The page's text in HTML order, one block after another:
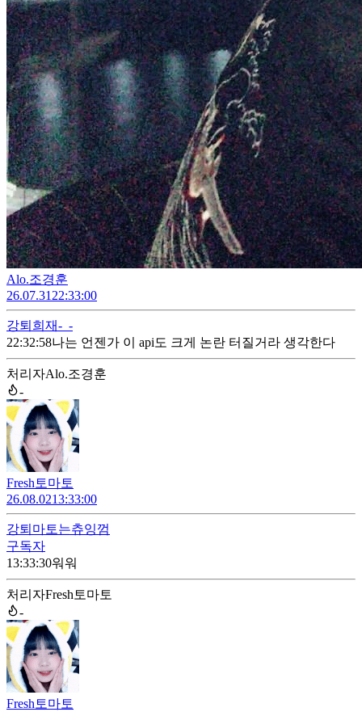
Alo.조경훈
26.07.31 22:33:00
강퇴 희재-_-
22:32:58나는 언젠가 이 api도 크게 논란 터질거라 생각한다
처리자Alo.조경훈
-
Fresh토마토
26.08.0213:33:00
강퇴 마토는츄잉껌
구독자
13:33:30워워
처리자Fresh토마토
-
Fresh토마토